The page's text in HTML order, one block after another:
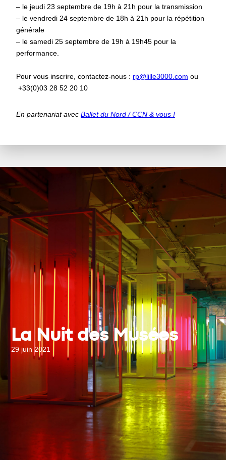
– le jeudi 23 septembre de 19h à 21h pour la transmission
– le vendredi 24 septembre de 18h à 21h pour la répétition
générale
– le samedi 25 septembre de 19h à 19h45 pour la
performance.
Pour vous inscrire, contactez-nous : rp@lille3000.com ou
+33(0)03 28 52 20 10
En partenariat avec Ballet du Nord / CCN & vous !
La Nuit des Musées
29 juin 2021